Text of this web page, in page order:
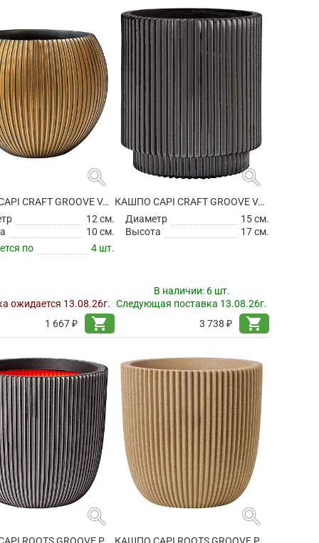
search
КАШПО CAPI CRAFT GROOVE VASE BALL BLACK GOLD
12 см.
10 см.
по
4 шт.
ожидается 13.08.26г.
1 667 ₽
shopping_cart
search
КАШПО CAPI CRAFT GROOVE VASE CYLINDER BLACK
Диаметр
15 см.
Высота
17 см.
В наличии: 6 шт.
Следующая поставка 13.08.26г.
3 738 ₽
shopping_cart
search search
КАШПО CAPI ROOTS GROOVE PLANTER BALL BEIGE